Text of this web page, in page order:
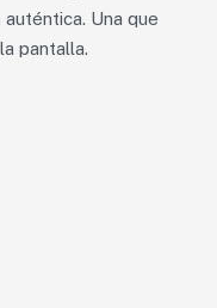
Una que
pantalla.